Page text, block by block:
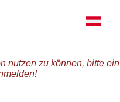
nutzen zu können, bitte ein